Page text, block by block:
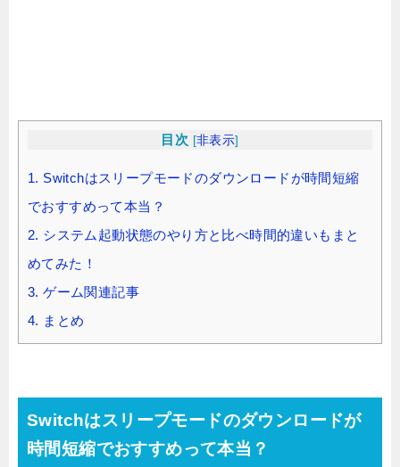
目次 [非表示]
1. Switchはスリープモードのダウンロードが時間短縮
でおすすめって本当？
2. システム起動状態のやり方と比べ時間的違いもまと
めてみた！
3. ゲーム関連記事
4. まとめ
Switchはスリープモードのダウンロードが
時間短縮でおすすめって本当？